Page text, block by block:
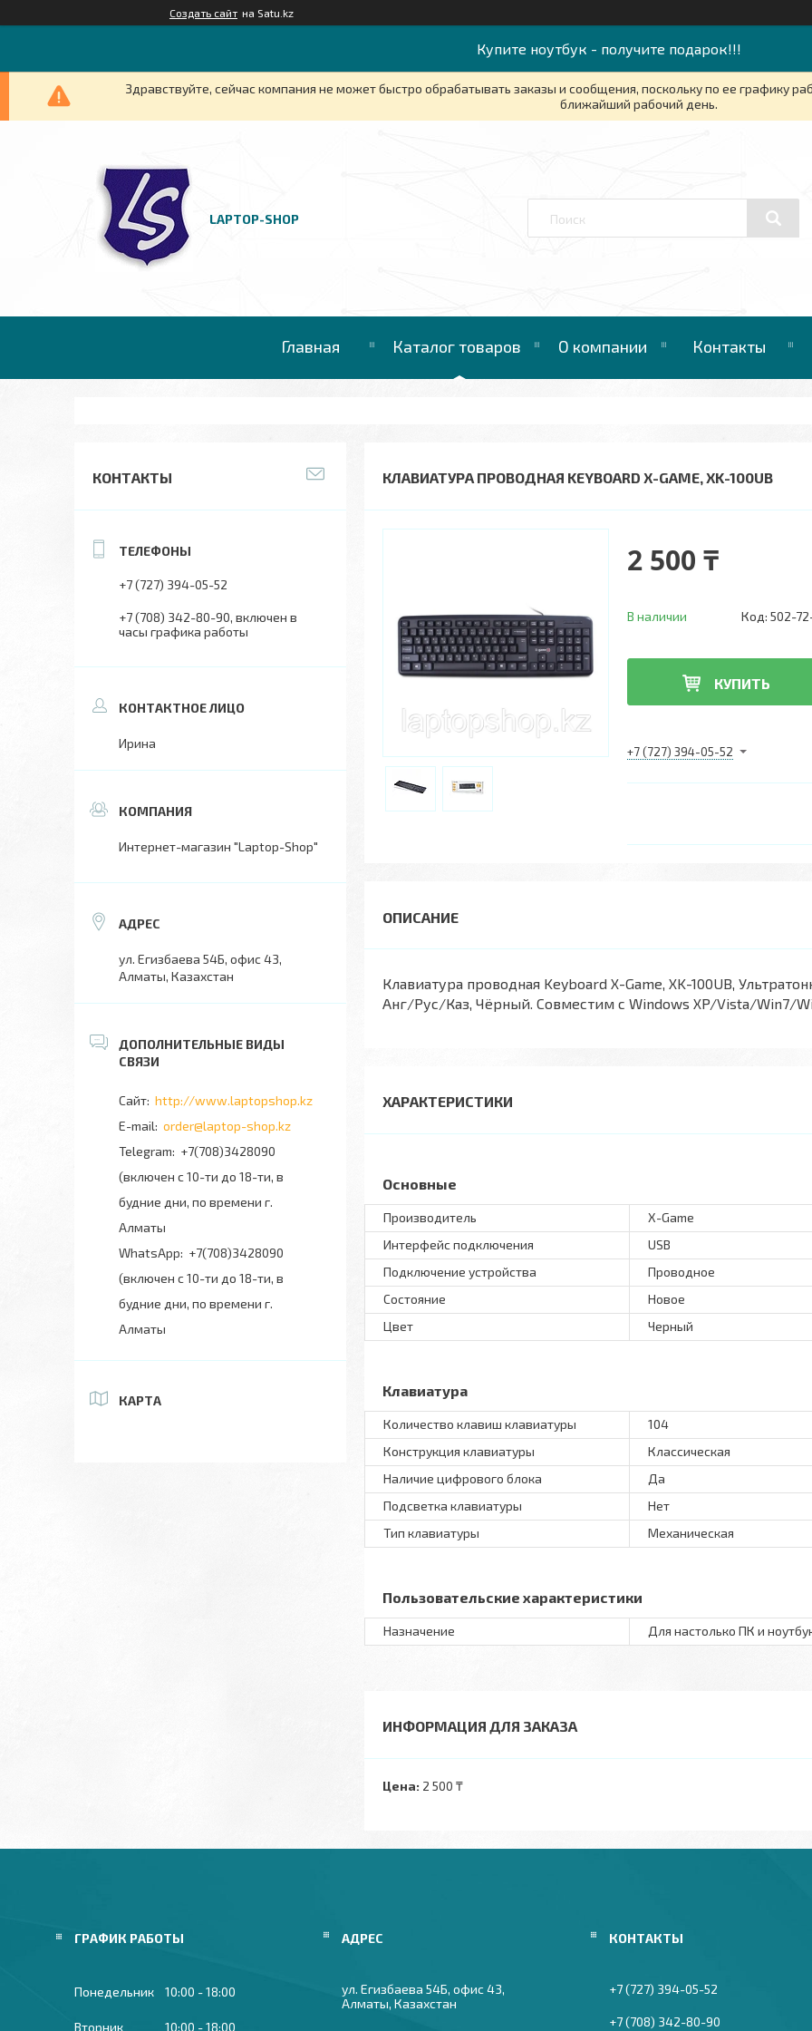
Создать сайт на Satu.kz
Купите ноутбук - получите подарок!!!
Здравствуйте, сейчас компания не может быстро обрабатывать заказы и сообщения, поскольку по ее графику
ближайший рабочий день.
LAPTOP-SHOP
Главная Каталог товаров О компании Контакты
КЛАВИАТУРА ПРОВОДНАЯ KEYBOARD X-GAME, XK-100UB
2 500 ₸
В наличии Код: 502-
КУПИТЬ
+7 (727) 394-05-52
Клавиатура проводная Keyboard X-Game, XK-100UB,
Анг/Рус/Каз, Чёрный. Совместим с Windows XP/Vista/Win7/
ХАРАКТЕРИСТИКИ
Основные
Производитель
X-Game
Интерфейс подключения
USB
Подключение устройства
Проводное
Состояние
Новое
Цвет
Черный
Клавиатура
Количество клавиш клавиатуры
104
Конструкция клавиатуры
Классическая
Наличие цифрового блока
Да
Подсветка клавиатуры
Нет
Тип клавиатуры
Механическая
Пользовательские характеристики
Назначение Для настолько ПК и
ИНФОРМАЦИЯ ДЛЯ ЗАКАЗА
Цена: 2 500 ₸
КОНТАКТЫ
+7 (727) 394-05-52
+7 (708) 342-80-90 включен в
часы графика работы
Ирина
Интернет-магазин "Laptop-Shop"
ул. Егизбаева 54Б, офис 43,
Алматы, Казахстан
http://www.laptopshop.kz
order@laptop-shop.kz
+7(708)3428090
(включен с 10-ти до 18-ти, в
будние дни, по времени г.
Алматы
+7(708)3428090
(включен с 10-ти до 18-ти, в
будние дни, по времени г.
Алматы
КАРТА
ГРАФИК РАБОТЫ
Понедельник 10:00 18:00
Вторник 10:00 18:00
ул. Егизбаева 54Б, офис 43,
Алматы, Казахстан
+7 (727) 394-05-52
+7 (708) 342-80-90